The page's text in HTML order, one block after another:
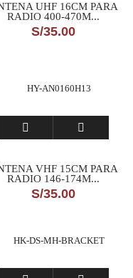
UHF 16CM PARA
RADIO 400-470M...
S/35.00
VHF 15CM PARA
RADIO 146-174M...
S/35.00